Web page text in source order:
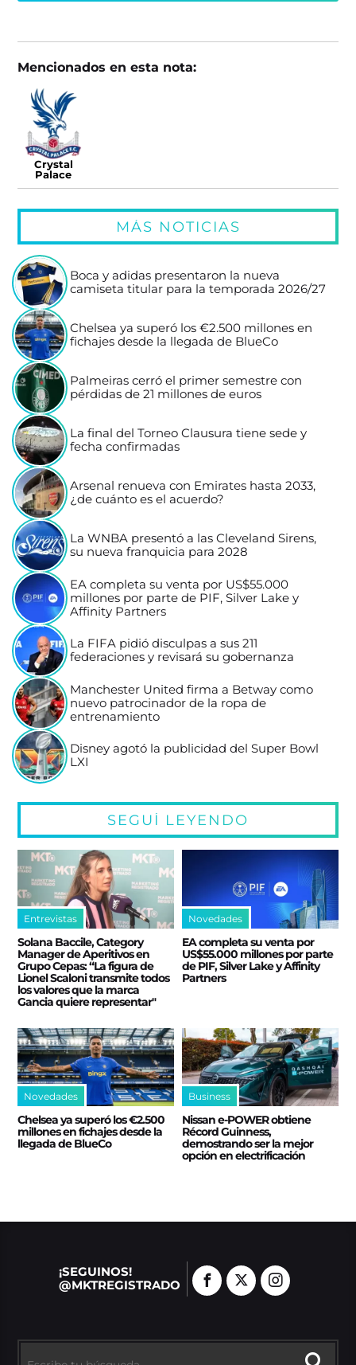
Mencionados en esta nota:
Crystal
Palace
MÁS NOTICIAS
Boca y adidas presentaron la nueva
camiseta titular para la temporada 2026/27
Chelsea ya superó los €2.500 millones en
fichajes desde la llegada de BlueCo
Palmeiras cerró el primer semestre con
pérdidas de 21 millones de euros
La final del Torneo Clausura tiene sede y
fecha confirmadas
Arsenal renueva con Emirates hasta 2033,
¿de cuánto es el acuerdo?
La WNBA presentó a las Cleveland Sirens,
su nueva franquicia para 2028
EA completa su venta por US$55.000
millones por parte de PIF, Silver Lake y
Affinity Partners
La FIFA pidió disculpas a sus 211
federaciones y revisará su gobernanza
Manchester United firma a Betway como
nuevo patrocinador de la ropa de
entrenamiento
Disney agotó la publicidad del Super Bowl
LXI
SEGUÍ LEYENDO
Entrevistas
Solana Baccile, Category
Manager de Aperitivos en
Grupo Cepas: “La figura de
Lionel Scaloni transmite todos
los valores que la marca
Gancia quiere representar"
Novedades
EA completa su venta por
US$55.000 millones por parte
de PIF, Silver Lake y Affinity
Partners
Novedades
Chelsea ya superó los €2.500
millones en fichajes desde la
llegada de BlueCo
Business
Nissan e‑POWER obtiene
Récord Guinness,
demostrando ser la mejor
opción en electrificación
¡SEGUINOS!
@MKTREGISTRADO